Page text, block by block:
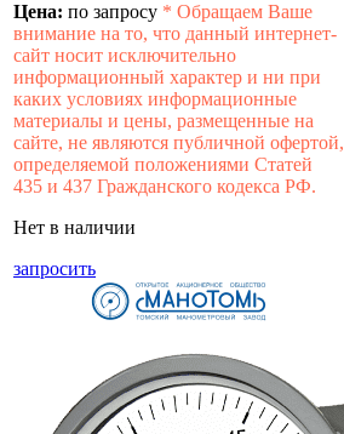
Цена: по запросу * Обращаем Ваше
внимание на то, что данный интернет-
сайт носит исключительно
информационный характер и ни при
каких условиях информационные
материалы и цены, размещенные на
сайте, не являются публичной офертой,
определяемой положениями Статей
435 и 437 Гражданского кодекса РФ.
Нет в наличии
запросить